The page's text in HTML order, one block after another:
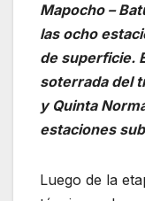
Mapocho –
las ocho
de superficie.
soterrada del
y Quinta
estaciones
Luego de la